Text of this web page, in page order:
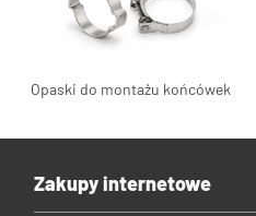
Opaski do montażu końcówek
Zakupy internetowe